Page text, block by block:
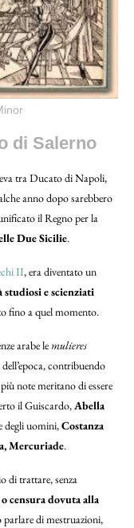
di Salerno
tra Ducato di Napoli,
anno dopo sarebbero
il Regno per la
Due Sicilie.
II, era diventato un
e scienziati
fino a quel momento.
arabe lemulieres
contribuendo
più note meritano di essere
il Guiscardo,Abella
degli uomini,Costanza
Mercuriade.
di trattare, senza
censura dovuta alla
parlare di mestruazioni,